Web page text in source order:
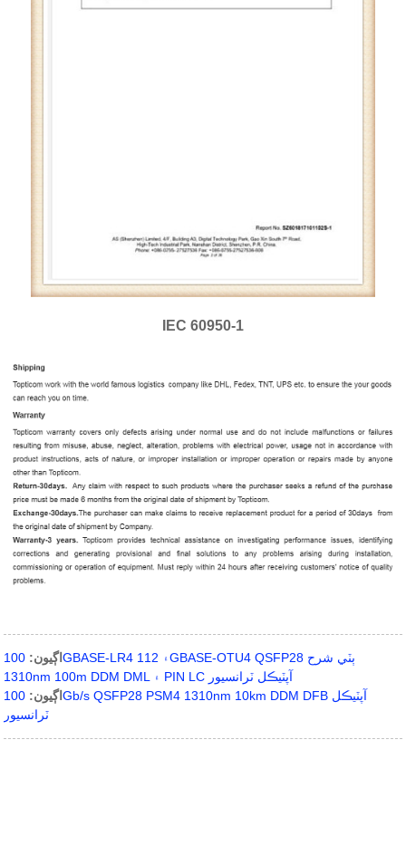
IEC 60950-1
اڳيون: 100GBASE-LR4 ۽ 112GBASE-OTU4 QSFP28 ٻٽي شرح
1310nm 100m DDM DML ۽ PIN LC آپٽيڪل ٽرانسيور
اڳيون: 100Gb/s QSFP28 PSM4 1310nm 10km DDM DFB آپٽيڪل
ٽرانسيور